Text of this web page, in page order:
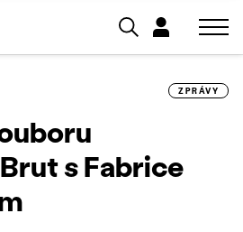
ZPRÁVY
s Fabrice